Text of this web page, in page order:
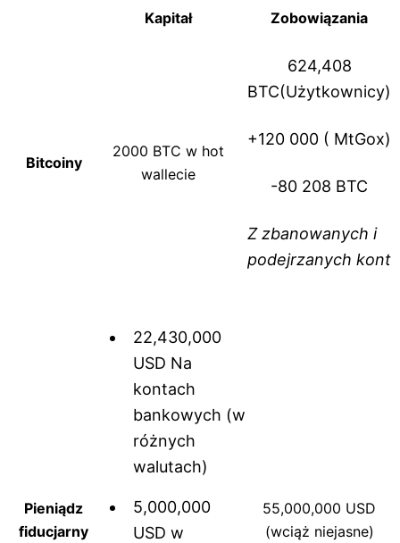
Kapitał Zobowiązania
Bitcoiny
2000 BTC w hot
wallecie
624,408
BTC(Użytkownicy)
+120 000 ( MtGox)
-80 208 BTC
Z zbanowanych i
podejrzanych kont
Pieniądz
fiducjarny
22,430,000
USD Na
kontach
bankowych (w
różnych
walutach)
5,000,000
USD w
55,000,000 USD
(wciąż niejasne)